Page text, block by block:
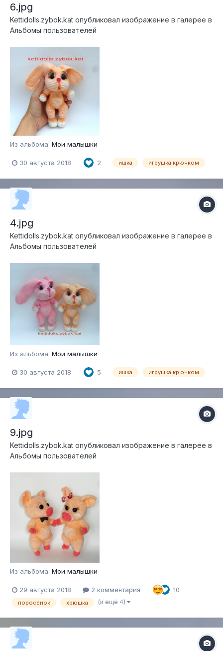
6.jpg
Kettidolls.zybok.kat опубликовал изображение в галерее в
Альбомы пользователей
Из альбома: Мои малышки
30 августа 2018 2 ишка игрушка крючком
4.jpg
Kettidolls.zybok.kat опубликовал изображение в галерее в
Альбомы пользователей
Из альбома: Мои малышки
30 августа 2018 5 ишка игрушка крючком
9.jpg
Kettidolls.zybok.kat опубликовал изображение в галерее в
Альбомы пользователей
Из альбома: Мои малышки
29 августа 2018 2 комментария 10
поросенок хрюшка (и ещё 4)